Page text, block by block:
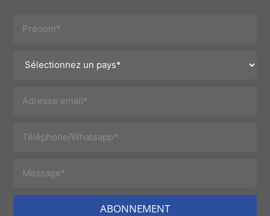
ABONNEMENT